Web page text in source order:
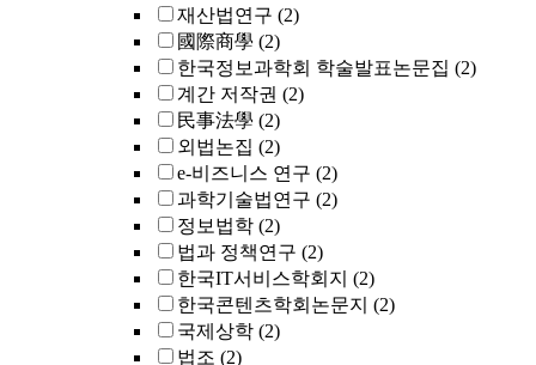
재산법연구 (2)
國際商學 (2)
한국정보과학회 학술발표논문집 (2)
계간 저작권 (2)
民事法學 (2)
외법논집 (2)
e-비즈니스 연구 (2)
과학기술법연구 (2)
정보법학 (2)
법과 정책연구 (2)
한국IT서비스학회지 (2)
한국콘텐츠학회논문지 (2)
국제상학 (2)
법조 (2)